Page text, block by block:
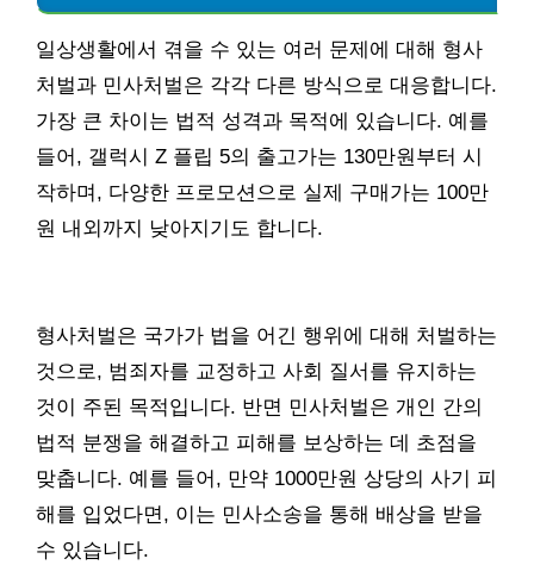
일상생활에서 겪을 수 있는 여러 문제에 대해 형사
처벌과 민사처벌은 각각 다른 방식으로 대응합니다.
가장 큰 차이는 법적 성격과 목적에 있습니다. 예를
들어, 갤럭시 Z 플립 5의 출고가는 130만원부터 시
작하며, 다양한 프로모션으로 실제 구매가는 100만
원 내외까지 낮아지기도 합니다.
형사처벌은 국가가 법을 어긴 행위에 대해 처벌하는
것으로, 범죄자를 교정하고 사회 질서를 유지하는
것이 주된 목적입니다. 반면 민사처벌은 개인 간의
법적 분쟁을 해결하고 피해를 보상하는 데 초점을
맞춥니다. 예를 들어, 만약 1000만원 상당의 사기 피
해를 입었다면, 이는 민사소송을 통해 배상을 받을
수 있습니다.